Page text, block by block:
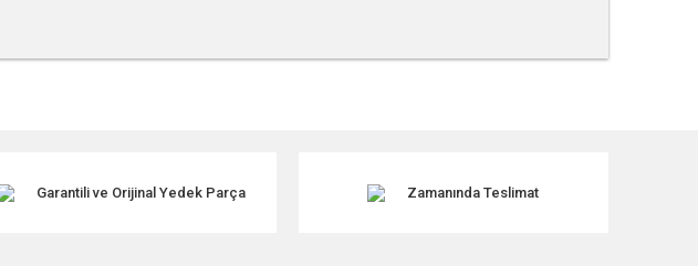
Garantili ve Orijinal Yedek Parça Zamanında Teslimat